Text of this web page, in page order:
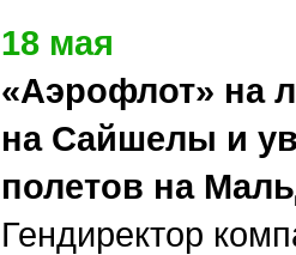
18 мая
«Аэрофлот» на
на Сайшелы и
полетов на
Гендиректор